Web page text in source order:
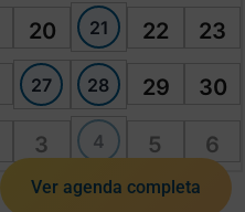
20 21 22 23
27 28 29 30
3 4 5 6
Ver agenda completa